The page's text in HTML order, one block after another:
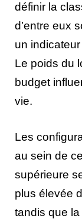
définir la
d’entre eux
un
Le poids du
budget
vie.
Les
au sein de
supérieure
plus élevée
tandis que